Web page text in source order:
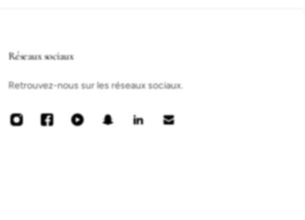
Réseaux sociaux
Retrouvez-nous sur les réseaux sociaux.